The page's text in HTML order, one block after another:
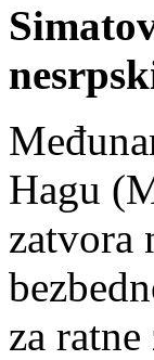
Hagu
zatvora
za